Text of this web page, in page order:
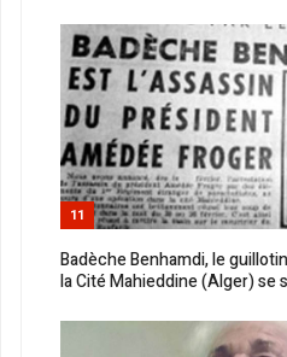
11
Badèche Benhamdi, le
la Cité Mahieddine (Alger) se